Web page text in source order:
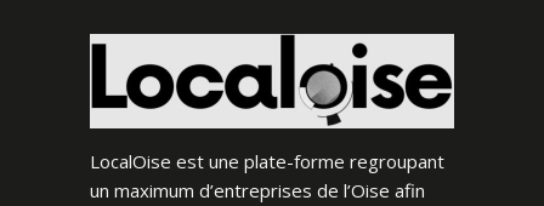
LocalOise est une plate-forme regroupant
un maximum d’entreprises de l’Oise afin